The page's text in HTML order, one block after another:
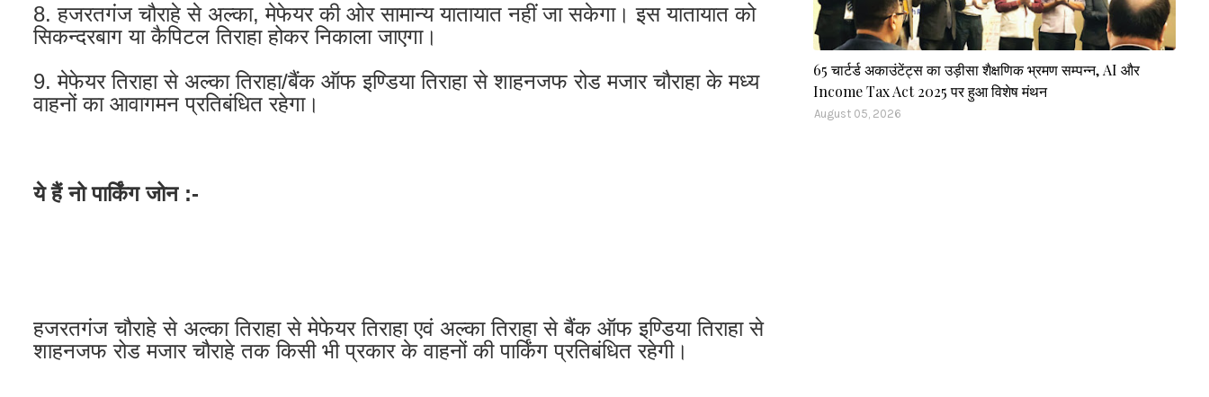
8. हजरतगंज चौराहे से अल्का, मेफेयर की ओर सामान्य यातायात नहीं जा सकेगा। इस यातायात को
सिकन्दरबाग या कैपिटल तिराहा होकर निकाला जाएगा।
9. मेफेयर तिराहा से अल्का तिराहा/बैंक ऑफ इण्डिया तिराहा से शाहनजफ रोड मजार चौराहा के मध्य
वाहनों का आवागमन प्रतिबंधित रहेगा।
ये हैं नो पार्किंग जोन :-
हजरतगंज चौराहे से अल्का तिराहा से मेफेयर तिराहा एवं अल्का तिराहा से बैंक ऑफ इण्डिया तिराहा से
शाहनजफ रोड मजार चौराहे तक किसी भी प्रकार के वाहनों की पार्किंग प्रतिबंधित रहेगी।
65 चार्टर्ड अकाउंटेंट्स का उड़ीसा शैक्षणिक भ्रमण सम्पन्न, AI और
Income Tax Act 2025 पर हुआ विशेष मंथन
August 05, 2026